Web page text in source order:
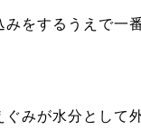
をするうえで一
ぐみが水分として